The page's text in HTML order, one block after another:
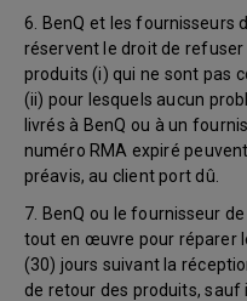
6. BenQ et les fournisseurs
réservent le droit de
produits (i) qui ne sont pas
(ii) pour lesquels aucun
livrés à BenQ ou à un
numéro RMA expiré
préavis, au client port dû.
7. BenQ ou le fournisseur
tout en œuvre pour réparer
(30) jours suivant la
de retour des produits, sauf